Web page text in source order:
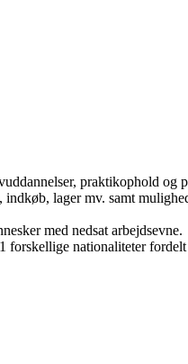
praktikophold og
lager mv. samt
med nedsat arbejdsevne.
nationaliteter fordelt